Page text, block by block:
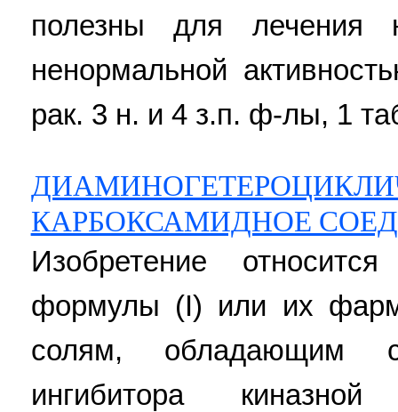
полезны для лечения
ненормальной
рак. 3 н. и 4 з.п. ф-лы, 1
КАРБОКСАМИДНОЕ
Изобретение
формулы (I) или их
солям, обладающим
ингибитора